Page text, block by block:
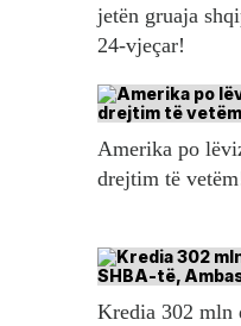
jetën gruaja
24-vjeçar!
Amerika po
drejtim të
Kredia 302 mln